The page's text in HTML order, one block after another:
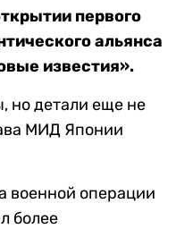
первого
альянса
известия».
но детали еще не
МИД Японии
военной операции
более